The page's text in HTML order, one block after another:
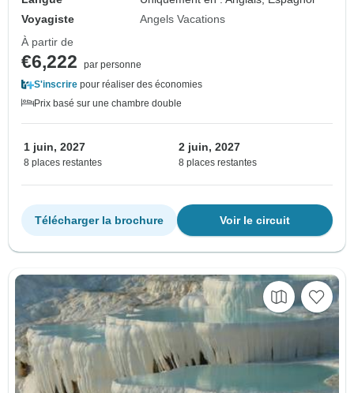
Voyagiste
Angels Vacations
À partir de
€6,222
par personne
S'inscrire pour réaliser des économies
Prix basé sur une chambre double
1 juin, 2027
8 places restantes
2 juin, 2027
8 places restantes
Voir le circuit
Télécharger la brochure